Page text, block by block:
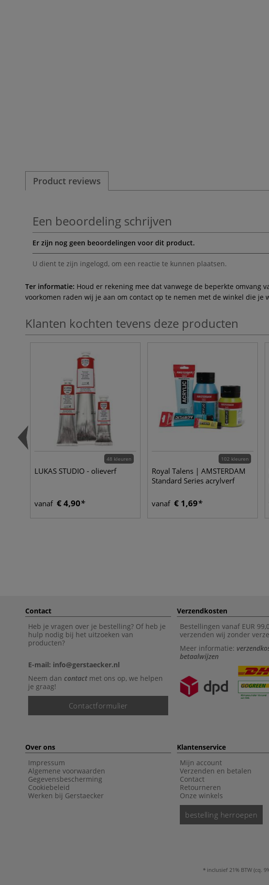
Product reviews
Een beoordeling schrijven
Er zijn nog geen beoordelingen voor dit product.
U dient te zijn ingelogd, om een reactie te kunnen plaatsen.
Ter informatie: Houd er rekening mee dat vanwege de beperkte omvang
voorkomen raden wij je aan om contact op te nemen met de winkel die
Klanten kochten tevens deze producten
48 kleuren
LUKAS STUDIO - olieverf
vanaf € 4,90
102 kleuren
Royal Talens | AMSTERDAM
Standard Series acrylverf
vanaf € 1,69
Contact
Heb je vragen over je bestelling? Of heb je
hulp nodig bij het uitzoeken van
producten?
E-mail: info@gerstaecker.nl
Neem dan contactmet ons op, we helpen
je graag!
Contactformulier
Verzendkosten
Bestellingen vanaf EUR
verzenden wij zonder
Meer informatie:
betaalwijzen
Over ons
Impressum
Algemene voorwaarden
Gegevensbescherming
Cookiebeleid
Werken bij Gerstaecker
Klantenservice
Mijn account
Verzenden en betalen
Contact
Retourneren
Onze winkels
bestelling herroepen
inclusief 21% BTW (cq.